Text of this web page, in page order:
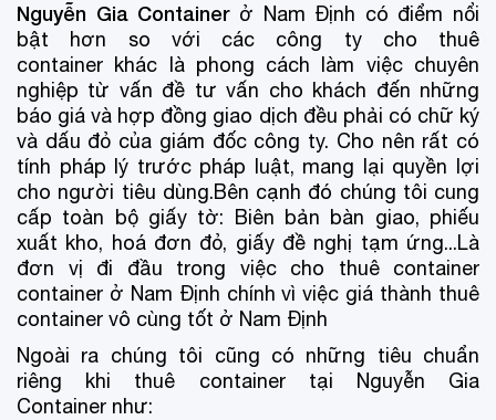
Nguyễn Gia Containerở Nam Định có điểm nổi
bật hơn so với các công ty cho thuê
container khác là phong cách làm việc chuyên
nghiệp từ vấn đề tư vấn cho khách đến những
báo giá và hợp đồng giao dịch đều phải có chữ ký
và dấu đỏ của giám đốc công ty. Cho nên rất có
tính pháp lý trước pháp luật, mang lại quyền lợi
cho người tiêu dùng.Bên cạnh đó chúng tôi cung
cấp toàn bộ giấy tờ: Biên bản bàn giao, phiếu
xuất kho, hoá đơn đỏ, giấy đề nghị tạm ứng...Là
đơn vị đi đầu trong việc cho thuê container
container ở Nam Định chính vì việc giá thành thuê
container vô cùng tốt ở Nam Định
Ngoài ra chúng tôi cũng có những tiêu chuẩn
riêng khi thuê container tại Nguyễn Gia
Container như: